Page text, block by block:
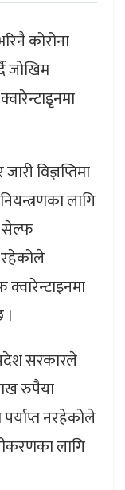
कोरोना
जोखिम
विज्ञप्तिमा
लागि
सेल्फ
रहेकोले
सरकारले
रुपैया
नरहेकोले
लागि